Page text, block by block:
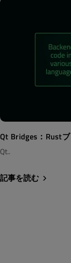
Qt Bridges：Rust
Qt..
記事を読む